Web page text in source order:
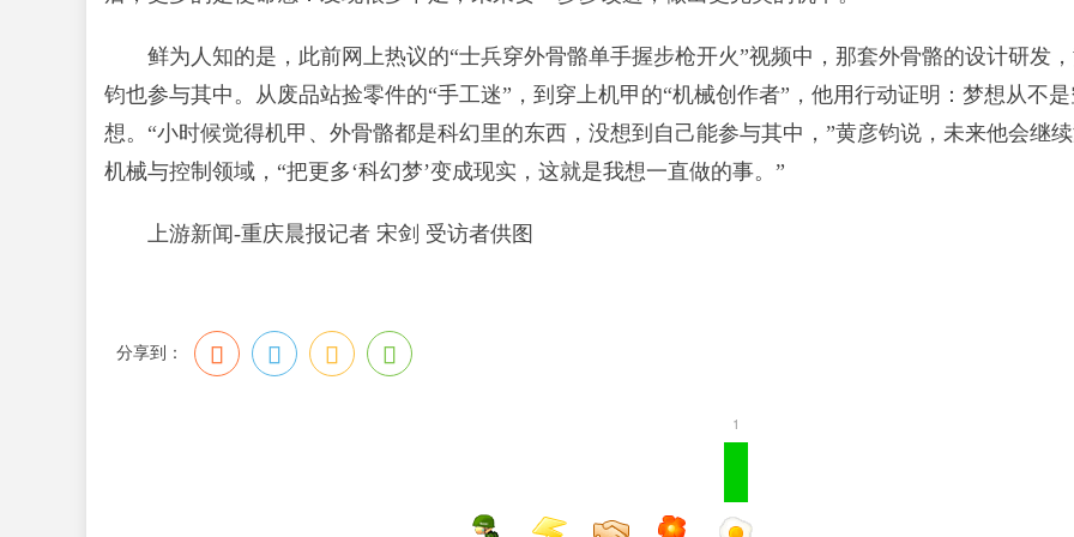
鲜为人知的是，此前网上热议的“士兵穿外骨骼单手握步枪开火”视频中，那套外骨骼的设计研发
钧也参与其中。从废品站捡零件的“手工迷”，到穿上机甲的“机械创作者”，他用行动证明：梦想从不是
想。“小时候觉得机甲、外骨骼都是科幻里的东西，没想到自己能参与其中，”黄彦钧说，未来他会继
机械与控制领域，“把更多‘科幻梦’变成现实，这就是我想一直做的事。”
上游新闻-重庆晨报记者 宋剑 受访者供图
分享到：
1